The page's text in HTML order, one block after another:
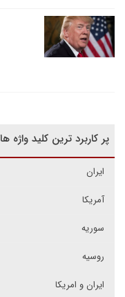
پر کاربرد ترین کلید واژه ها
ایران
آمریکا
سوریه
روسیه
ایران و امریکا